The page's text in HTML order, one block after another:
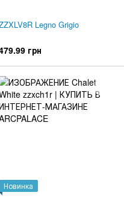
Legno Grigio
грн
Новинка